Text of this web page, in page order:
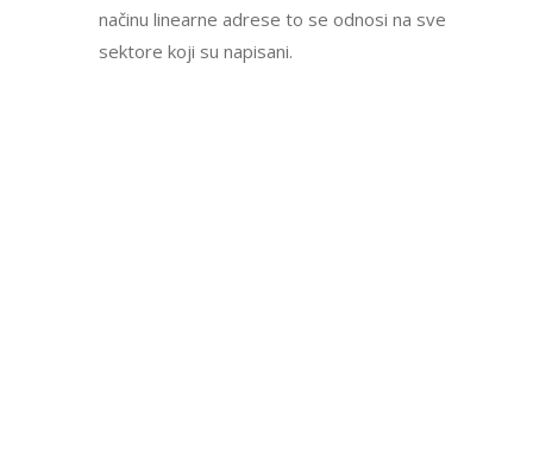
načinu linearne adrese to se odnosi na sve
sektore koji su napisani.